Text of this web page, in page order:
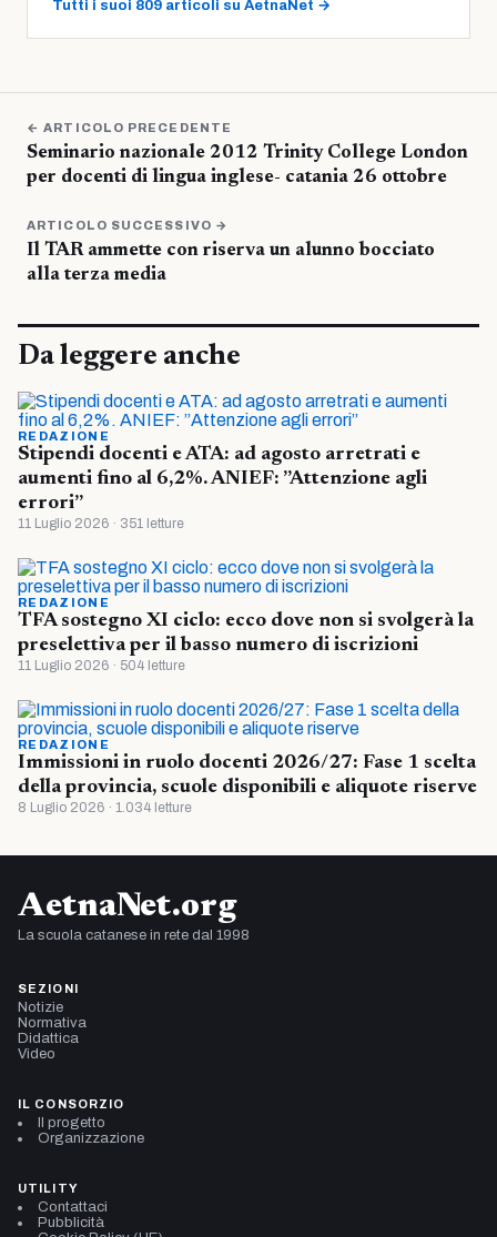
Tutti i suoi 809 articoli su AetnaNet →
← ARTICOLO PRECEDENTE
Seminario nazionale 2012 Trinity College London
per docenti di lingua inglese- catania 26 ottobre
ARTICOLO SUCCESSIVO →
Il TAR ammette con riserva un alunno bocciato
alla terza media
Da leggere anche
REDAZIONE
Stipendi docenti e ATA: ad agosto arretrati e
aumenti fino al 6,2%. ANIEF: ”Attenzione agli
errori”
11 Luglio 2026 · 351 letture
REDAZIONE
TFA sostegno XI ciclo: ecco dove non si svolgerà la
preselettiva per il basso numero di iscrizioni
11 Luglio 2026 · 504 letture
REDAZIONE
Immissioni in ruolo docenti 2026/27: Fase 1 scelta
della provincia, scuole disponibili e aliquote riserve
8 Luglio 2026 · 1.034 letture
AetnaNet.org
La scuola catanese in rete dal 1998
SEZIONI
Notizie
Normativa
Didattica
Video
IL CONSORZIO
Il progetto
Organizzazione
UTILITY
Contattaci
Pubblicità